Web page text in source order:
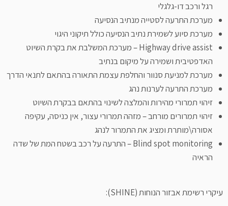
רגל ורכב דו-גלגלי
מערכת התרעה לסטייה מנתיב הנסיעה
מערכת סיוע לשמירת נתיב הנסיעה כולל תיקוני היגוי
Highway drive assist – מערכת המשלבת את בקרת השיוט
האדפטיבית ושמירה על מיקום בנתיב
מערכת למניעת סנוור והחלפת עצמת התאורה בהתאם לתנאי הדרך
מערכת התרעה לערנות נהג
זיהוי תמרורי מהירות והמלצה לשינוי בהתאם בבקרת השיוט
זיהוי תמרורים מורחב – מזהה תמרורי עצור, אין כניסה, עקיפה
אסורה\מותרת ומציג את התמרור לנהג
Blind spot monitoring – התרעה על רכב בשטח המת של שדה
הראיה
עיקרי רשימת אבזור הנוחות (SHINE):